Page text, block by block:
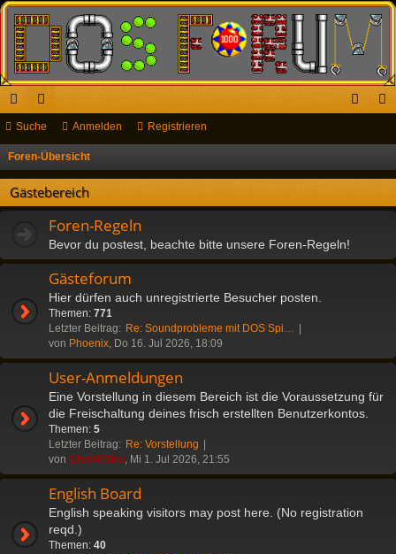
ch
ne
llz
ug
or
en
el
de
rie
re
Suche Anmelden Registrieren
Foren-Übersicht
u
Gästebereich
Foren-Regeln
Bevor du postest, beachte bitte unsere Foren-Regeln!
Gästeforum
Hier dürfen auch unregistrierte Besucher posten.
Themen: 771
Letzter Beitrag: Re: Soundprobleme mit DOS Spi…
von Phoenix, Do 16. Jul 2026, 18:09
User-Anmeldungen
Eine Vorstellung in diesem Bereich ist die Voraussetzung für
die Freischaltung deines frisch erstellten Benutzerkontos.
Themen: 5
Letzter Beitrag: Re: Vorstellung
von ChrisR3tro, Mi 1. Jul 2026, 21:55
English Board
English speaking visitors may post here. (No registration
reqd.)
Themen: 40